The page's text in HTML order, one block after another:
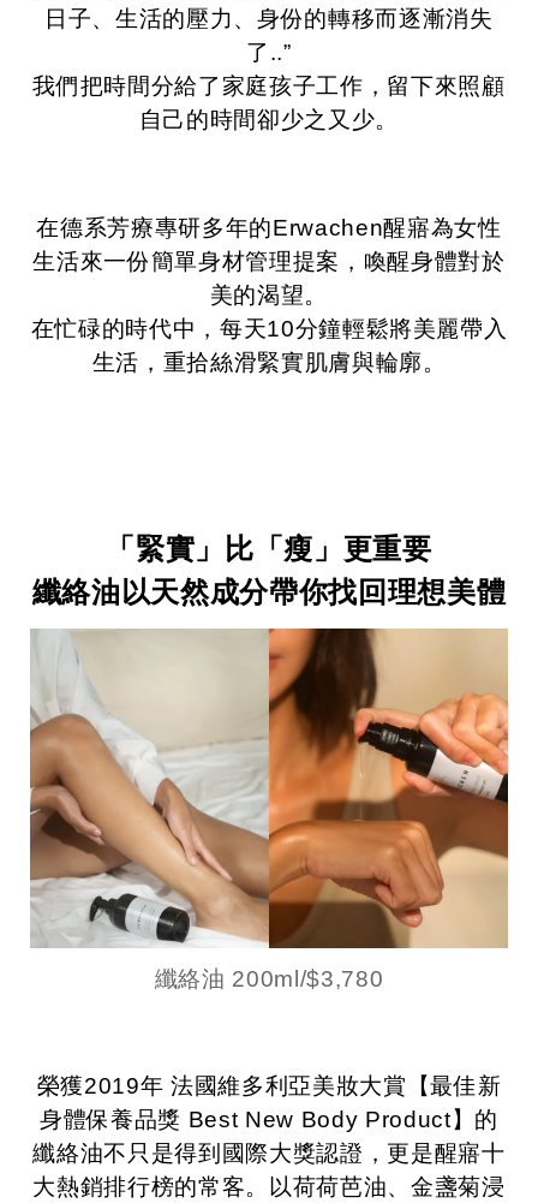
日子、生活的壓力、身份的轉移而逐漸消失
了..”
我們把時間分給了家庭孩子工作，留下來照顧
自己的時間卻少之又少。
在德系芳療專研多年的Erwachen醒寤為女性
生活來一份簡單身材管理提案，喚醒身體對於
美的渴望。
在忙碌的時代中，每天10分鐘輕鬆將美麗帶入
生活，重拾絲滑緊實肌膚與輪廓。
「緊實」比「瘦」更重要
纖絡油以天然成分帶你找回理想美體
纖絡油 200ml/$3,780
榮獲2019年 法國維多利亞美妝大賞【最佳新
身體保養品獎 Best New Body Product】的
纖絡油不只是得到國際大獎認證，更是醒寤十
大熱銷排行榜的常客。以荷荷芭油、金盞菊浸